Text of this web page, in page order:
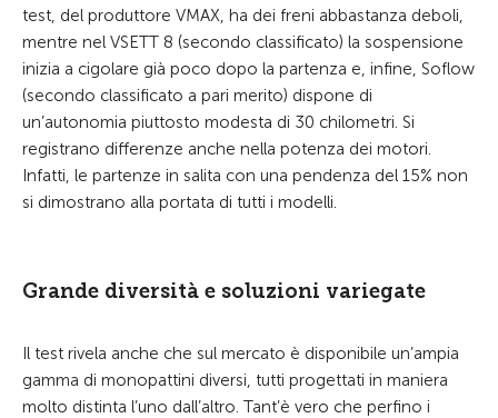
test, del produttore VMAX, ha dei freni abbastanza deboli,
mentre nel VSETT 8 (secondo classificato) la sospensione
inizia a cigolare già poco dopo la partenza e, infine, Soflow
(secondo classificato a pari merito) dispone di
un’autonomia piuttosto modesta di 30 chilometri. Si
registrano differenze anche nella potenza dei motori.
Infatti, le partenze in salita con una pendenza del 15% non
si dimostrano alla portata di tutti i modelli.
Grande diversità e soluzioni variegate
Il test rivela anche che sul mercato è disponibile un’ampia
gamma di monopattini diversi, tutti progettati in maniera
molto distinta l’uno dall’altro. Tant’è vero che perfino i